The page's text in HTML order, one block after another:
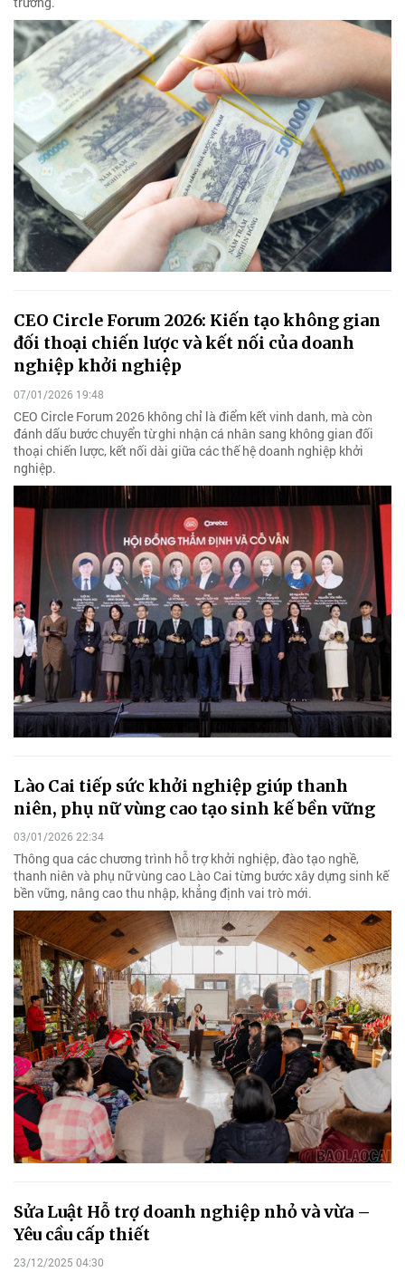
CEO Circle Forum 2026: Kiến tạo không gian
đối thoại chiến lược và kết nối của doanh
nghiệp khởi nghiệp
07/01/2026 19:48
CEO Circle Forum 2026 không chỉ là điểm kết vinh danh, mà còn
đánh dấu bước chuyển từ ghi nhận cá nhân sang không gian đối
thoại chiến lược, kết nối dài giữa các thế hệ doanh nghiệp khởi
nghiệp.
Lào Cai tiếp sức khởi nghiệp giúp thanh
niên, phụ nữ vùng cao tạo sinh kế bền vững
03/01/2026 22:34
Thông qua các chương trình hỗ trợ khởi nghiệp, đào tạo nghề,
thanh niên và phụ nữ vùng cao Lào Cai từng bước xây dựng sinh kế
bền vững, nâng cao thu nhập, khẳng định vai trò mới.
Sửa Luật Hỗ trợ doanh nghiệp nhỏ và vừa –
Yêu cầu cấp thiết
23/12/2025 04:30